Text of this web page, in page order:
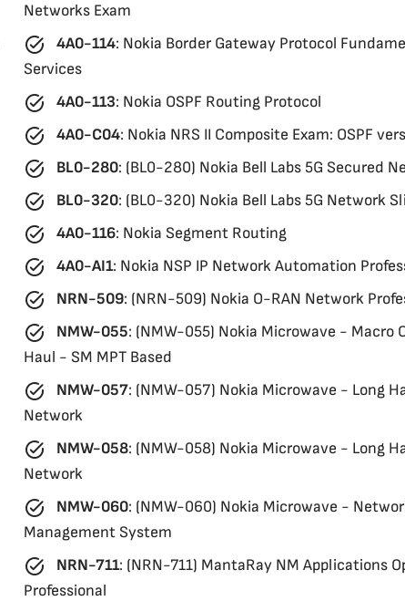
Networks Exam
task_alt 4A0-114: Nokia Border Gateway Protocol
Services
task_alt 4A0-113: Nokia OSPF Routing Protocol
task_alt 4A0-C04: Nokia NRS II Composite Exam: OSPF
task_alt BL0-280: (BL0-280) Nokia Bell Labs 5G Secured
task_alt BL0-320: (BL0-320) Nokia Bell Labs 5G Network
task_alt 4A0-116: Nokia Segment Routing
task_alt 4A0-AI1: Nokia NSP IP Network Automation
task_alt NRN-509: (NRN-509) Nokia O-RAN Network
task_alt NMW-055: (NMW-055) Nokia Microwave - Macro
Haul - SM MPT Based
task_alt NMW-057: (NMW-057) Nokia Microwave - Long
Network
task_alt NMW-058: (NMW-058) Nokia Microwave - Long
Network
task_alt NMW-060: (NMW-060) Nokia Microwave -
Management System
task_alt NRN-711: (NRN-711) MantaRay NM Applications
Professional